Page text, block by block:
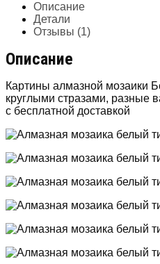
Описание
Детали
Отзывы (1)
Описание
Картины алмазной мозаики
круглыми стразами, разные
с бесплатной доставкой